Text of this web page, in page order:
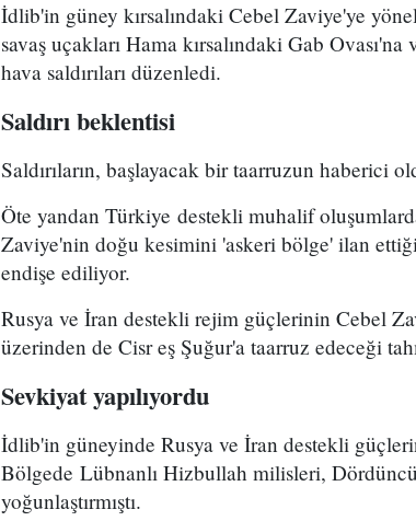
İdlib'in güney kırsalındaki Cebel Zaviye'ye
savaş uçakları Hama kırsalındaki Gab
hava saldırıları düzenledi.
Saldırı beklentisi
Saldırıların, başlayacak bir taarruzun haberici
Öte yandan Türkiye destekli muhalif
Zaviye'nin doğu kesimini 'askeri bölge' ilan
endişe ediliyor.
Rusya ve İran destekli rejim güçlerinin Cebel
üzerinden de Cisr eş Şuğur'a taarruz edeceği
Sevkiyat yapılıyordu
İdlib'in güneyinde Rusya ve İran destekli
Bölgede Lübnanlı Hizbullah milisleri,
yoğunlaştırmıştı.